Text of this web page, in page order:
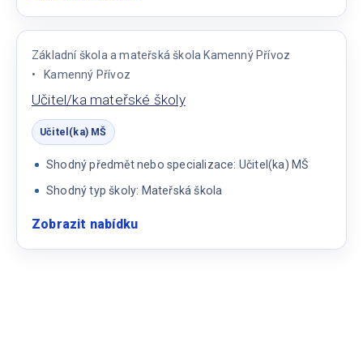
v
mateřské
Základní škola a mateřská škola Kamenný Přívoz
Kamenný Přívoz
Učitel/ka mateřské školy
Učitel(ka) MŠ
Shodný předmět nebo specializace: Učitel(ka) MŠ
Shodný typ školy: Mateřská škola
Zobrazit nabídku: